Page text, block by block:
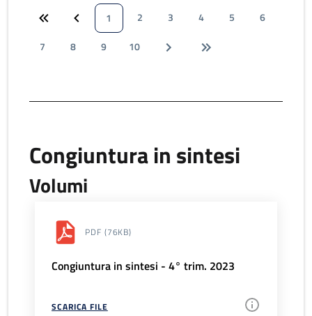
1 2 3 4 5
6
7
8 9 10
Congiuntura in sintesi
Volumi
PDF (76KB)
Congiuntura in sintesi - 4° trim. 2023
SCARICA FILE